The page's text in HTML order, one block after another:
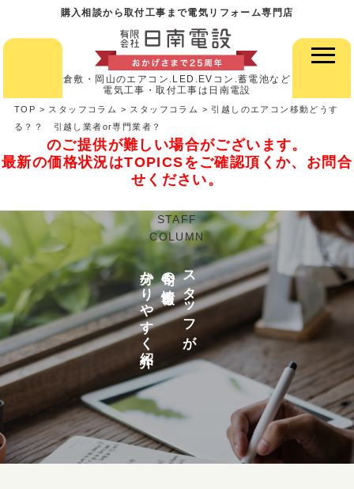
購入相談から取付工事まで電気リフォーム専門店
倉敷・岡山のエアコン.LED.EVコン.蓄電池など
電気工事・取付工事は日南電設
TOP > スタッフコラム > スタッフコラム > 引越しのエアコン移動どうす
る？？ 引越し業者or専門業者？
昨今の世界情勢・資材高騰に伴い、HP掲載価格で
のご提供が難しい場合がございます。
最新の価格状況はTOPICSをご確認頂くか、お問合
せください。
スタッフが
今旬の情報を
分かりやすく紹介
STAFF
COLUMN